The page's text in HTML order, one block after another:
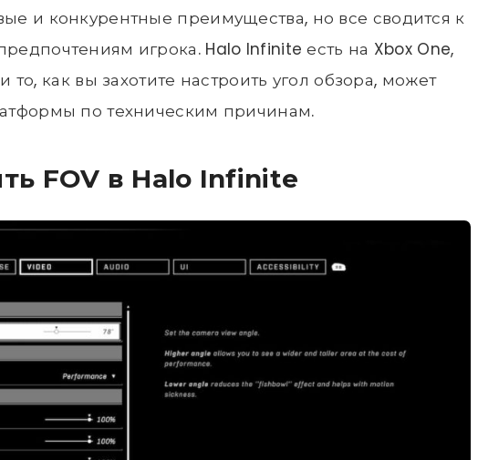
и конкурентные преимущества, но все сводится к
игрока. Halo Infinite есть на Xbox One,
то, как вы захотите настроить угол обзора, может
по техническим причинам.
FOV в Halo Infinite